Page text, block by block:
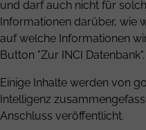
und darf auch nicht für
Informationen darüber, wie
auf welche Informationen
Button "Zur INCI Datenbank".
Einige Inhalte werden von
Intelligenz
Anschluss veröffentlicht.